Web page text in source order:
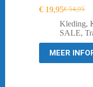
€54,95
prijs
was:
€ 19,95Huidige
prijs
is:
Kleding,
SALE,
MEER